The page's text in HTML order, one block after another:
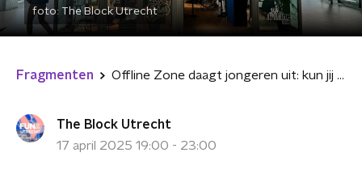
foto: The Block Utrecht
Fragmenten Offline Zone daagt jongeren uit: kun jij nog zonder je telefoon?
The Block Utrecht
17 april 2025 19:00 - 23:00